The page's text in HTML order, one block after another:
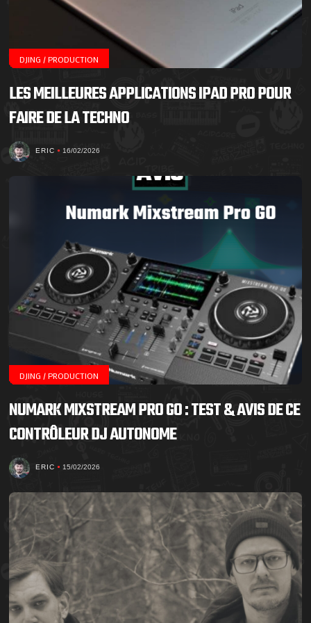
DJING / PRODUCTION
LES MEILLEURES APPLICATIONS IPAD PRO POUR
FAIRE DE LA TECHNO
ERIC 16/02/2026
DJING / PRODUCTION
NUMARK MIXSTREAM PRO GO : TEST & AVIS DE CE
CONTRÔLEUR DJ AUTONOME
ERIC 15/02/2026